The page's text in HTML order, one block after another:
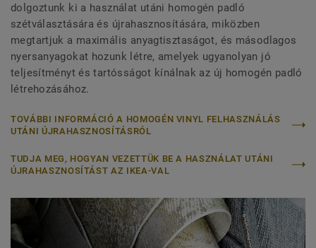
dolgoztunk ki a használat utáni homogén padló
szétválasztására és újrahasznosítására, miközben
megtartjuk a maximális anyagtisztaságot, és másodlagos
nyersanyagokat hozunk létre, amelyek ugyanolyan jó
teljesítményt és tartósságot kínálnak az új homogén padló
létrehozásához.
TOVÁBBI INFORMÁCIÓ A HOMOGÉN VINYL FELHASZNÁLÁS
UTÁNI ÚJRAHASZNOSÍTÁSRÓL
TUDJA MEG, HOGYAN VEZETTÜK BE A HASZNÁLAT UTÁNI
ÚJRAHASZNOSÍTÁST AZ IKEA-VAL